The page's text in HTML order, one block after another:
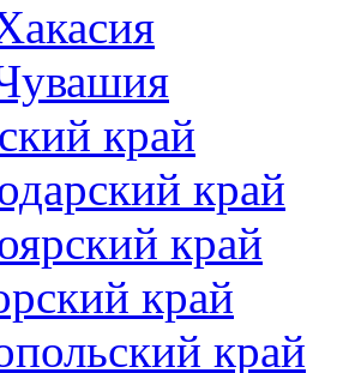
край
край
край
край
край